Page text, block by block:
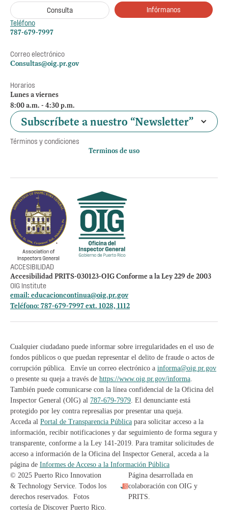
Consulta
Infórmanos
Teléfono
787-679-7997
Correo electrónico
Consultas@oig.pr.gov
Horarios
Lunes a viernes
8:00 a.m. - 4:30 p.m.
Subscríbete a nuestro “Newsletter”
Términos y condiciones
Terminos de uso
Empleos
Preguntas Frecuentes
Acceso a la información Pública
Manténte informado
ACCESIBILIDAD
Accesibilidad PRITS-030123-OIG Conforme a la Ley 229 de 2003
OIG Institute
email: educacioncontinua@oig.pr.gov
Teléfono: 787-679-7997 ext. 1028, 1112
Cualquier ciudadano puede informar sobre irregularidades en el uso de
fondos públicos o que puedan representar el delito de fraude o actos de
corrupción pública. Envíe un correo electrónico a informa@oig.pr.gov
o presente su queja a través de https://www.oig.pr.gov/informa.
También puede comunicarse con la línea confidencial de la Oficina del
Inspector General (OIG) al 787-679-7979. El denunciante está
protegido por ley contra represalias por presentar una queja.
Acceda al Portal de Transparencia Pública para solicitar acceso a la
información, recibir notificaciones y dar seguimiento de forma segura y
transparente, conforme a la Ley 141-2019. Para tramitar solicitudes de
acceso a información de la Oficina del Inspector General, acceda a la
página de Informes de Acceso a la Información Pública
© 2025 Puerto Rico Innovation
& Technology Service. Todos los
derechos reservados. Fotos
cortesía de Discover Puerto Rico.
Página desarrollada en
colaboración con OIG y
PRITS.